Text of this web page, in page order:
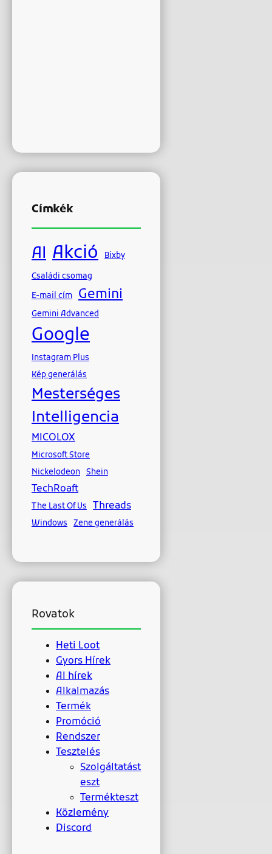
Címkék
AI Akció
Bixby
Családi csomag
E-mail cím Gemini
Gemini Advanced
Google
Instagram Plus
Kép generálás
Mesterséges
Intelligencia
MICOLOX
Microsoft Store
Nickelodeon Shein
TechRoaft
The Last Of Us Threads
Windows Zene generálás
Rovatok
Heti Loot
Gyors Hírek
AI hírek
Alkalmazás
Termék
Promóció
Rendszer
Tesztelés
Szolgáltatást
eszt
Termékteszt
Közlemény
Discord